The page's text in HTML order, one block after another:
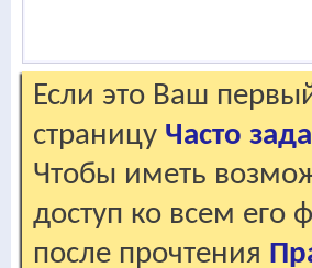
Если это Ваш
страницу Часто
Чтобы иметь
доступ ко всем
после прочтения